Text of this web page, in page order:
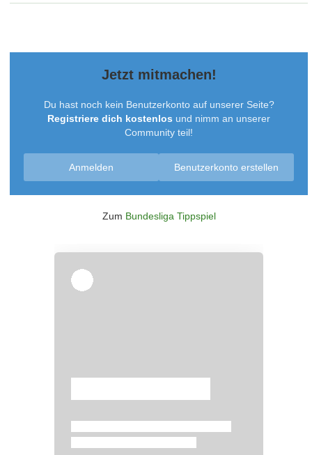
Jetzt mitmachen!
Du hast noch kein Benutzerkonto auf unserer Seite?
Registriere dich kostenlos und nimm an unserer
Community teil!
Benutzerkonto erstellen
Anmelden
Zum Bundesliga Tippspiel